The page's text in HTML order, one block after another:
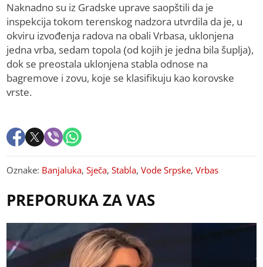
Naknadno su iz Gradske uprave saopštili da je
inspekcija tokom terenskog nadzora utvrdila da je, u
okviru izvođenja radova na obali Vrbasa, uklonjena
jedna vrba, sedam topola (od kojih je jedna bila šuplja),
dok se preostala uklonjena stabla odnose na
bagremove i zovu, koje se klasifikuju kao korovske
vrste.
Oznake: Banjaluka,Sječa,Stabla,Vode Srpske,Vrbas
PREPORUKA ZA VAS